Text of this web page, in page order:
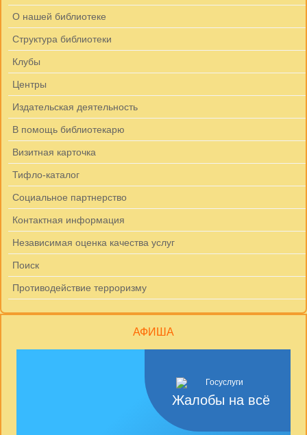
О нашей библиотеке
Структура библиотеки
Клубы
Центры
Издательская деятельность
В помощь библиотекарю
Визитная карточка
Тифло-каталог
Социальное партнерство
Контактная информация
Независимая оценка качества услуг
Поиск
Противодействие терроризму
АФИША
Жалобы на всё